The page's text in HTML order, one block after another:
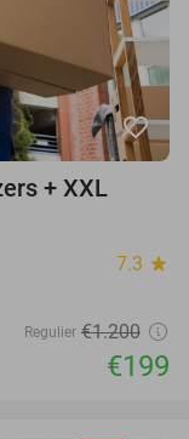
favorite_border
+ XXL
7.3 star
Regulier €1.200
€199